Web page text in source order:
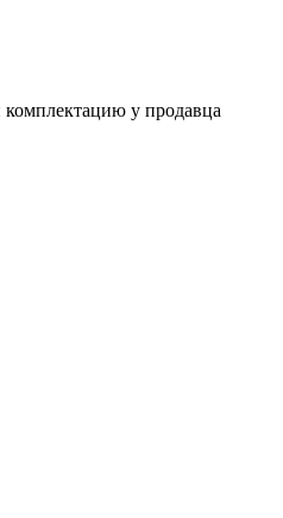
комплектацию у продавца